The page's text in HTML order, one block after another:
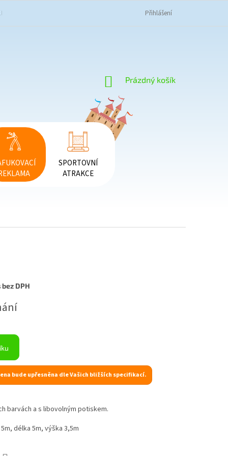
PODMÍNKY OCHRANY
Přihlášení
NÁKUPNÍ
Prázdný košík
SPORTOVNÍ
ATRAKCE
DPH
bude upřesněna dle Vašich bližších specifikací.
barvách a s libovolným potiskem.
délka 5m, výška 3,5m